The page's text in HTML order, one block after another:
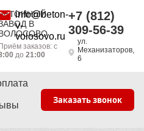
В
info@beton-
v-
volosovo.ru
Приём заказов: с
до 21:00
+7 (812)
309-56-39
ул.
Механизаторов,
6
Заказать звонок